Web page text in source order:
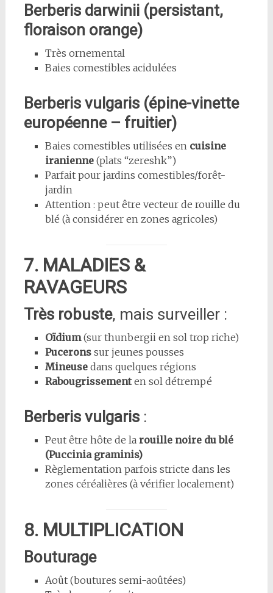
Berberis darwinii (persistant,
floraison orange)
Très ornemental
Baies comestibles acidulées
Berberis vulgaris (épine-vinette
européenne – fruitier)
Baies comestibles utilisées en cuisine
iranienne(plats “zereshk”)
Parfait pour jardins comestibles/forêt-
jardin
Attention : peut être vecteur de rouille du
blé (à considérer en zones agricoles)
7. MALADIES &
RAVAGEURS
Très robuste, mais surveiller :
Oïdium(sur thunbergii en sol trop riche)
Puceronssur jeunes pousses
Mineusedans quelques régions
Rabougrissementen sol détrempé
Berberis vulgaris:
Peut être hôte de la rouille noire du blé
(Puccinia graminis)
Règlementation parfois stricte dans les
zones céréalières (à vérifier localement)
8. MULTIPLICATION
Bouturage
Août (boutures semi-aoûtées)